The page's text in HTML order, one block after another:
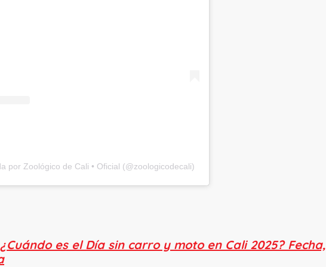
por Zoológico de Cali • Oficial (@zoologicodecali)
¿Cuándo es el Día sin carro y moto en Cali 2025? Fecha,